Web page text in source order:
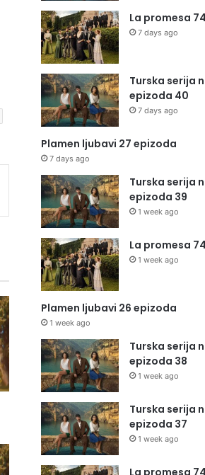
La promesa
7 days ago
Turska serija
epizoda 40
7 days ago
Plamen ljubavi 27 epizoda
7 days ago
Turska serija
epizoda 39
1 week ago
La promesa
1 week ago
Plamen ljubavi 26 epizoda
1 week ago
Turska serija
epizoda 38
1 week ago
Turska serija
epizoda 37
1 week ago
La promesa